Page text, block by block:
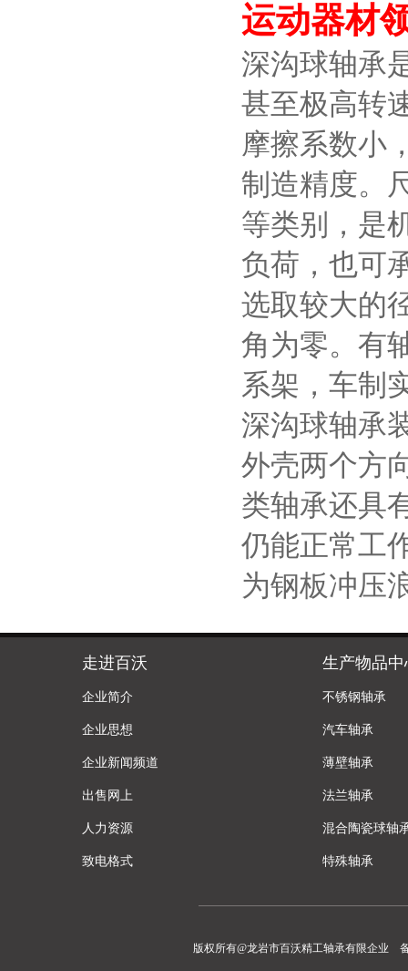
运动器材
深沟球轴承
甚至极高转
摩擦系数小
制造精度。
等类别，是
负荷，也可
选取较大的
角为零。有
系架，车制
深沟球轴承
外壳两个方
类轴承还具
仍能正常工
为钢板冲压
走进百沃
企业简介
企业思想
企业新闻频道
出售网上
人力资源
致电格式
生产物品中
不锈钢轴承
汽车轴承
薄壁轴承
法兰轴承
混合陶瓷球轴
特殊轴承
版权所有@龙岩市百沃精工轴承有限企业